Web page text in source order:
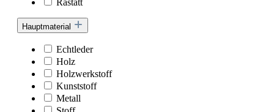
Hauptmaterial
Echtleder
Holz
Holzwerkstoff
Kunststoff
Metall